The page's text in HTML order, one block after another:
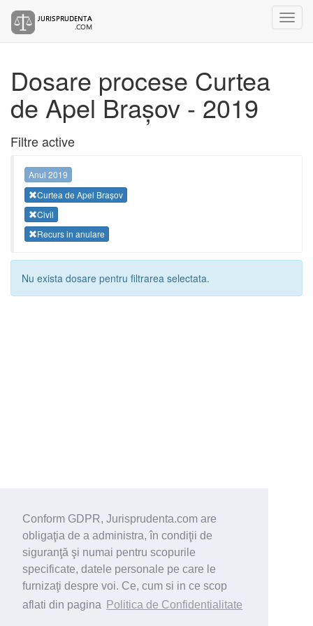
Conform GDPR, Jurisprudenta.com are
obligaţia de a administra, în condiţii de
siguranţă şi numai pentru scopurile
specificate, datele personale pe care le
furnizaţi despre voi. Ce, cum si in ce scop
aflati din pagina
Politica de Confidentialitate
Dosare procese Curtea
de Apel Brașov - 2019
Filtre active
Anul 2019
Curtea de Apel Brașov
Civil
Recurs in anulare
Nu exista dosare pentru filtrarea selectata.